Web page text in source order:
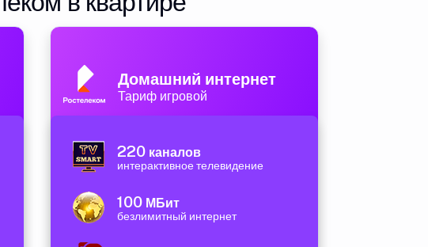
Домашний интернет
Тариф игровой
220 каналов
интерактивное телевидение
100 МБит
безлимитный интернет